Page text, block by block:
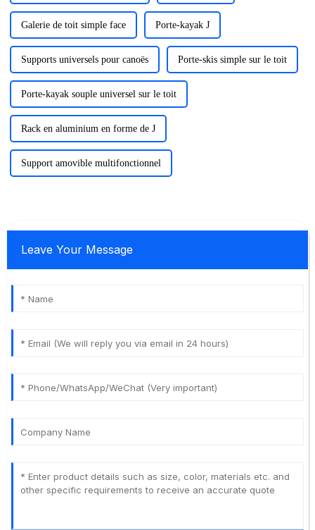
Galerie de toit simple face Porte-kayak J
Supports universels pour canoës Porte-skis simple sur le toit
Porte-kayak souple universel sur le toit
Rack en aluminium en forme de J
Support amovible multifonctionnel
Leave Your Message